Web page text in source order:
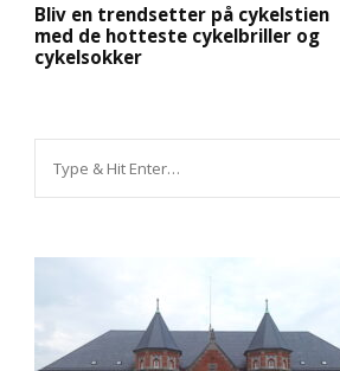
Bliv en trendsetter på cykelstien
med de hotteste cykelbriller og
cykelsokker